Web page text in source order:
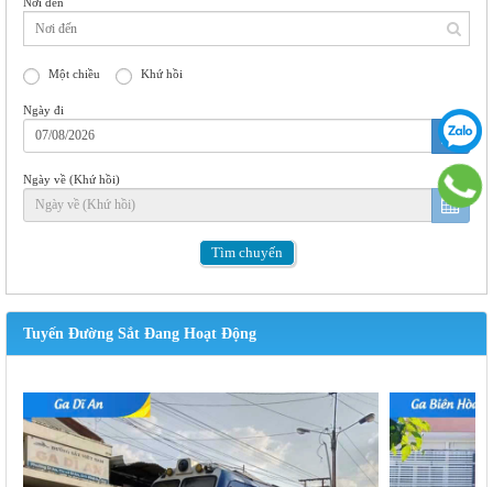
Một chiều Khứ hồi
Ngày đi
Ngày về (Khứ hồi)
Tìm chuyến
Tuyến Đường Sắt Đang Hoạt Động